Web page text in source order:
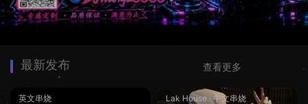
最新发布
英文串烧 Lak House · 中文串烧
查看更多